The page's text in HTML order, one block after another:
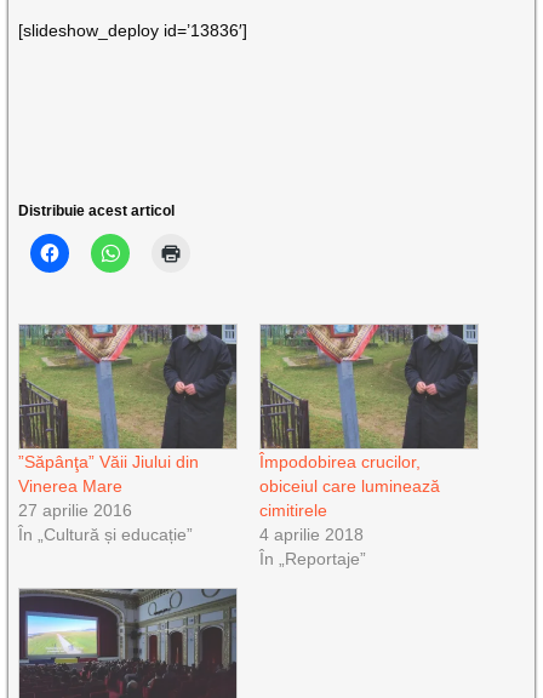
[slideshow_deploy id=’13836′]
Distribuie acest articol
”Săpânţa” Văii Jiului din
Vinerea Mare
27 aprilie 2016
În „Cultură și educație”
Împodobirea crucilor,
obiceiul care luminează
cimitirele
4 aprilie 2018
În „Reportaje”